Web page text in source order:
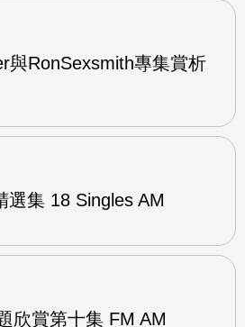
與RonSexsmith專集賞析
選集 18 Singles AM
欣賞第十集 FM AM